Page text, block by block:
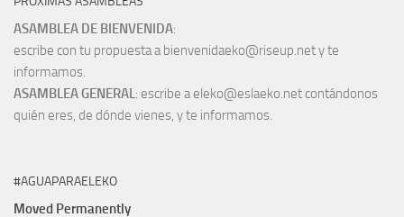
ASAMBLEA DE BIENVENIDA:
escribe con tu propuesta a bienvenidaeko@riseup.net y te
informamos.
ASAMBLEA GENERAL: escribe a eleko@eslaeko.net contándonos
quién eres, de dónde vienes, y te informamos.
#AGUAPARAELEKO
Moved Permanently